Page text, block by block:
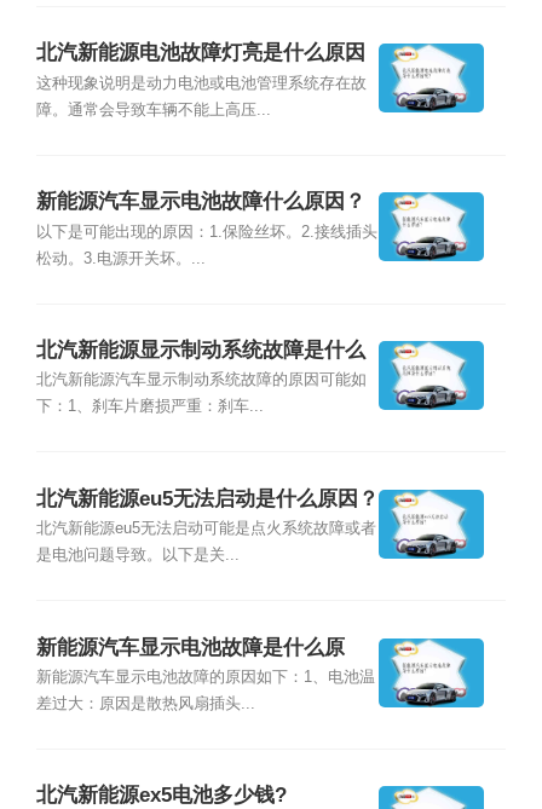
北汽新能源电池故障灯亮是什么原因
呢?
这种现象说明是动力电池或电池管理系统存在故
障。通常会导致车辆不能上高压...
新能源汽车显示电池故障什么原因？
以下是可能出现的原因：1.保险丝坏。2.接线插头
松动。3.电源开关坏。...
北汽新能源显示制动系统故障是什么
原因？
北汽新能源汽车显示制动系统故障的原因可能如
下：1、刹车片磨损严重：刹车...
北汽新能源eu5无法启动是什么原因？
北汽新能源eu5无法启动可能是点火系统故障或者
是电池问题导致。以下是关...
新能源汽车显示电池故障是什么原
因？
新能源汽车显示电池故障的原因如下：1、电池温
差过大：原因是散热风扇插头...
北汽新能源ex5电池多少钱?